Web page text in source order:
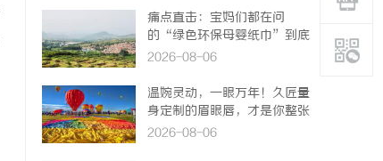
痛点直击：宝妈们都在问
的“绿色环保母婴纸巾”到底
怎么选？
2026-08-06
温婉灵动，一眼万年！久匠量
身定制的眉眼唇，才是你整张
脸的点睛之笔！淡颜系女生的
2026-08-06